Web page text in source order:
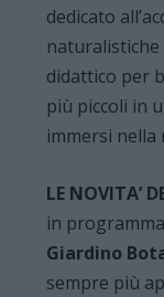
dedicato
didattico per
più piccoli in
immersi nella
LE NOVITA’
in
Giardino
sempre più